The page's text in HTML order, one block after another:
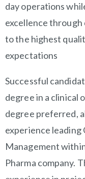
day operations
excellence
to the highest
expectations
Successful
degree in a clinical
degree preferred,
experience leading
Management
Pharma company.